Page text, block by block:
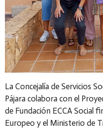
La Concejalía de Servicios
Pájara colabora con el
de Fundación ECCA Social
Europeo y el Ministerio de